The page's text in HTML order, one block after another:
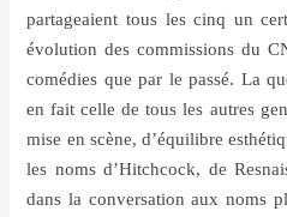
partageaient tous les cinq un
évolution des commissions du
comédies que par le passé. La
en fait celle de tous les autres
mise en scène, d’équilibre esthé
les noms d’Hitchcock, de
dans la conversation aux noms